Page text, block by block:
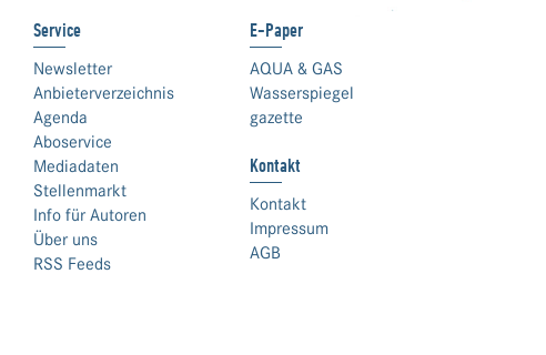
Service
Newsletter
Anbieterverzeichnis
Agenda
Aboservice
Mediadaten
Stellenmarkt
Info für Autoren
Über uns
RSS Feeds
E-Paper
AQUA & GAS
Wasserspiegel
gazette
Kontakt
Kontakt
Impressum
AGB